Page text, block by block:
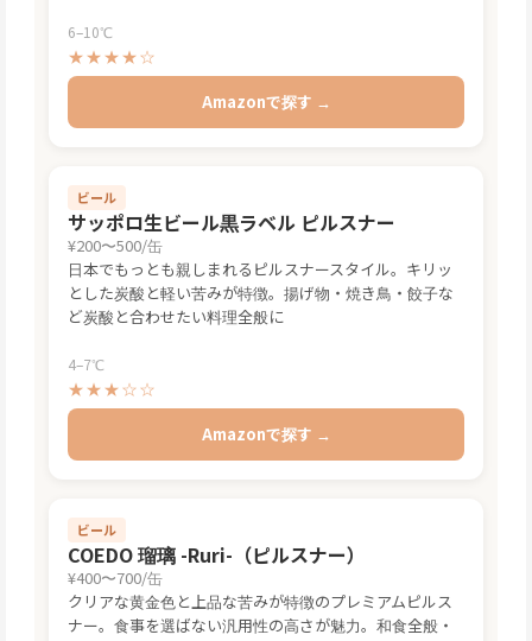
6–10℃
★★★★☆
Amazonで探す →
ビール
サッポロ生ビール黒ラベル ピルスナー
¥200〜500/缶
日本でもっとも親しまれるピルスナースタイル。キリッ
とした炭酸と軽い苦みが特徴。揚げ物・焼き鳥・餃子な
ど炭酸と合わせたい料理全般に
4–7℃
★★★☆☆
Amazonで探す →
ビール
COEDO 瑠璃 -Ruri-（ピルスナー）
¥400〜700/缶
クリアな黄金色と上品な苦みが特徴のプレミアムピルス
ナー。食事を選ばない汎用性の高さが魅力。和食全般・